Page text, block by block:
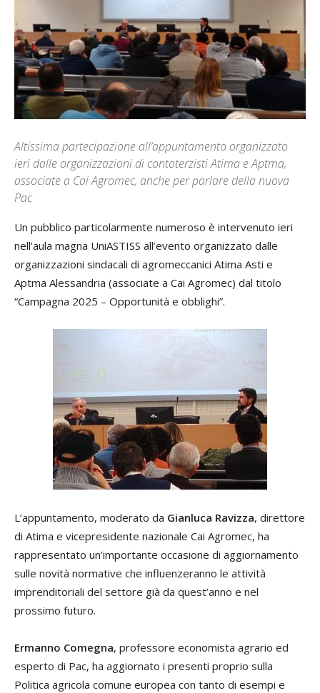
Altissima partecipazione all’appuntamento organizzato
ieri dalle organizzazioni di contoterzisti Atima e Aptma,
associate a Cai Agromec, anche per parlare della nuova
Pac
Un pubblico particolarmente numeroso è intervenuto ieri
nell’aula magna UniASTISS all’evento organizzato dalle
organizzazioni sindacali di agromeccanici Atima Asti e
Aptma Alessandria (associate a Cai Agromec) dal titolo
“Campagna 2025 – Opportunità e obblighi”.
L’appuntamento, moderato da Gianluca Ravizza, direttore
di Atima e vicepresidente nazionale Cai Agromec, ha
rappresentato un’importante occasione di aggiornamento
sulle novità normative che influenzeranno le attività
imprenditoriali del settore già da quest’anno e nel
prossimo futuro.
Ermanno Comegna, professore economista agrario ed
esperto di Pac, ha aggiornato i presenti proprio sulla
Politica agricola comune europea con tanto di esempi e